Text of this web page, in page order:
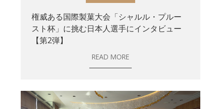
権威ある国際製菓大会「シャルル・プルー
スト杯」に挑む日本人選手にインタビュー
【第2弾】
READ MORE